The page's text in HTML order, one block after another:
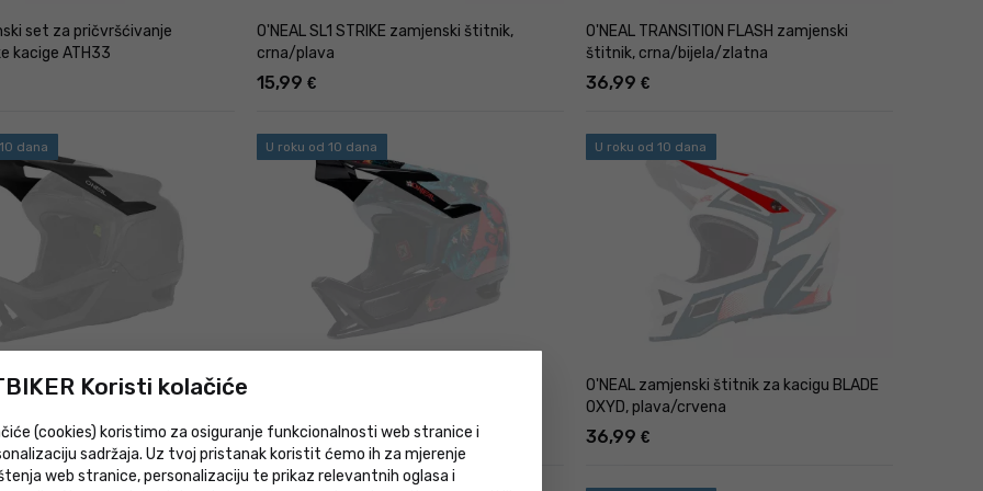
set za pričvršćivanje
kacige ATH33
O'NEAL SL1 STRIKE zamjenski štitnik,
crna/plava
15,99 €
O'NEAL TRANSITION FLASH zamjenski
štitnik, crna/bijela/zlatna
36,99 €
dana
za kacigu TRANSITION SOLID,
U roku od 10 dana
36,99€
U roku od 10 dana
O'NEAL zamjenski štitnik za kacigu BLADE
OXYD, plava/crvena
36,99 €
Koristi kolačiće
(cookies) koristimo za osiguranje funkcionalnosti web stranice i
sadržaja. Uz tvoj pristanak koristit ćemo ih za mjerenje
web stranice, personalizaciju te prikaz relevantnih oglasa i